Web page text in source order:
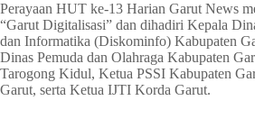
Perayaan HUT ke-13 Harian Garut News
“Garut Digitalisasi” dan dihadiri Kepala
dan Informatika (Diskominfo) Kabupaten
Dinas Pemuda dan Olahraga Kabupaten
Tarogong Kidul, Ketua PSSI Kabupaten
Garut, serta Ketua IJTI Korda Garut.